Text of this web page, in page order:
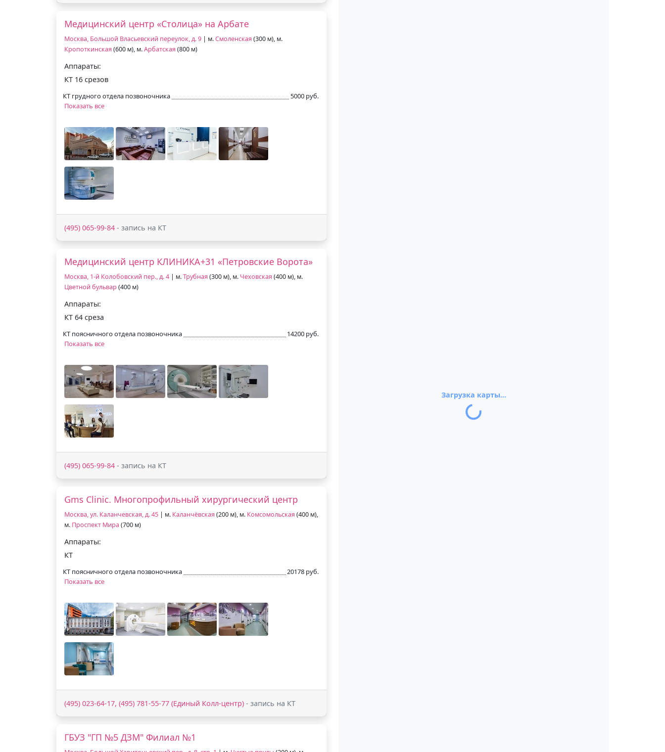
Медицинский центр «Столица» на Арбате
Москва, Большой Власьевский переулок, д. 9 | м.Смоленская (300 м), м.
Кропоткинская (600 м), м.Арбатская (800 м)
Аппараты:
КТ 16 срезов
КТ грудного отдела позвоночника
5000 руб.
Показать все
(495) 065-99-84 - запись на КТ
Медицинский центр КЛИНИКА+31 «Петровские Ворота»
Москва, 1-й Колобовский пер., д. 4 | м.Трубная (300 м), м. Чеховская (400 м), м.
Цветной бульвар (400 м)
Аппараты:
КТ 64 среза
КТ поясничного отдела позвоночника
14200 руб.
Показать все
(495) 065-99-84 - запись на КТ
Gms Clinic. Многопрофильный хирургический центр
Москва, ул. Каланчевская, д. 45 | м. Каланчёвская (200 м), м. Комсомольская (400 м),
м. Проспект Мира (700 м)
Аппараты:
КТ
КТ поясничного отдела позвоночника
20178 руб.
Показать все
(495) 023-64-17, (495) 781-55-77 (Единый Колл-центр) - запись на КТ
ГБУЗ "ГП №5 ДЗМ" Филиал №1
Загрузка карты...